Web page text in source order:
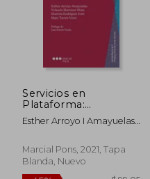
Servicios en
Plataforma:
Estrategias
Regulatorias
Servicios Públicos)
Esther Arroyo I Amayuelas;
Mata; Mariola
Rodr&Iacute;Guez Font;
Marc Tarr&Eacute;S Vives
Marcial Pons, 2021, Tapa
Blanda, Nuevo